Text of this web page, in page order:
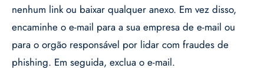
nenhum link ou baixar qualquer anexo. Em vez disso,
encaminhe o e-mail para a sua empresa de e-mail ou
para o orgão responsável por lidar com fraudes de
phishing. Em seguida, exclua o e-mail.